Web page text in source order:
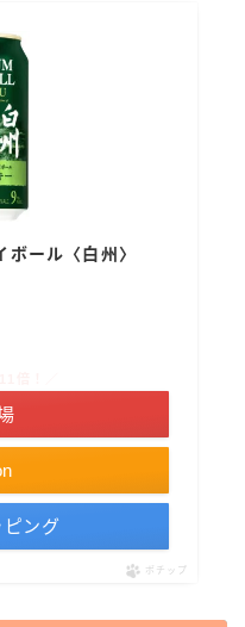
ール〈白州〉
ピング
ポチップ